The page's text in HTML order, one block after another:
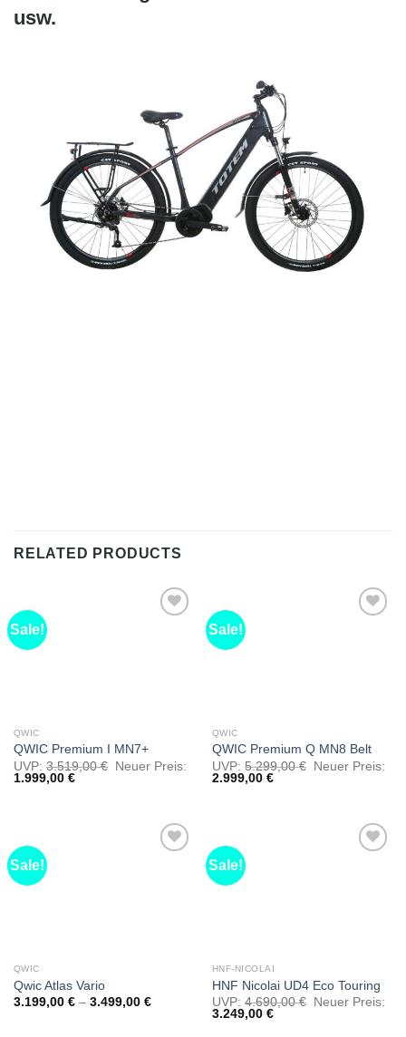
usw.
RELATED PRODUCTS
Sale!
QWIC
QWIC Premium I MN7+
UVP: 3.519,00€
Neuer Preis:
1.999,00 €
Sale!
QWIC
QWIC Premium Q MN8 Belt
UVP: 5.299,00€
Neuer Preis:
2.999,00 €
Sale!
QWIC
Qwic Atlas Vario
3.199,00 €– 3.499,00 €
Sale!
HNF-NICOLAI
HNF Nicolai UD4 Eco Touring
UVP: 4.690,00€
Neuer Preis:
3.249,00 €